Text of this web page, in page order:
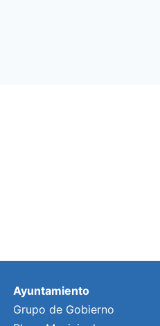
Ayuntamiento
Grupo de Gobierno